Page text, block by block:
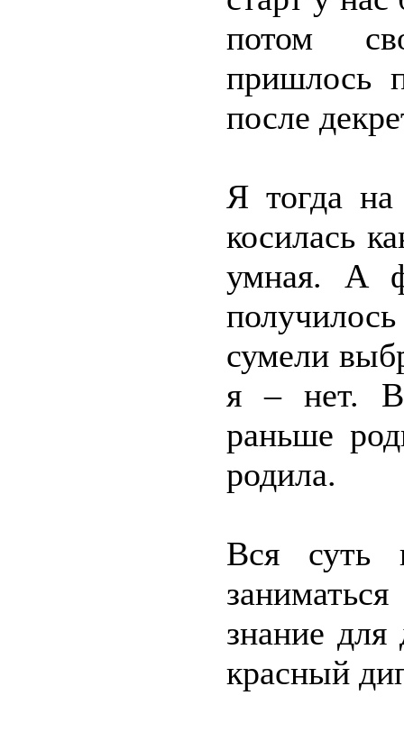
потом
пришлось
после
Я тогда на
косилась
умная. А
сумели
я – нет.
раньше
родила.
Вся
знание
красный